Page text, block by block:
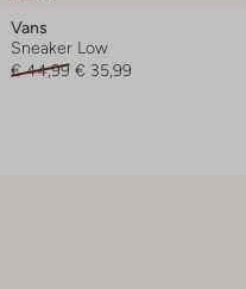
Vans
Sneaker Low
€ 44,99 € 35,99